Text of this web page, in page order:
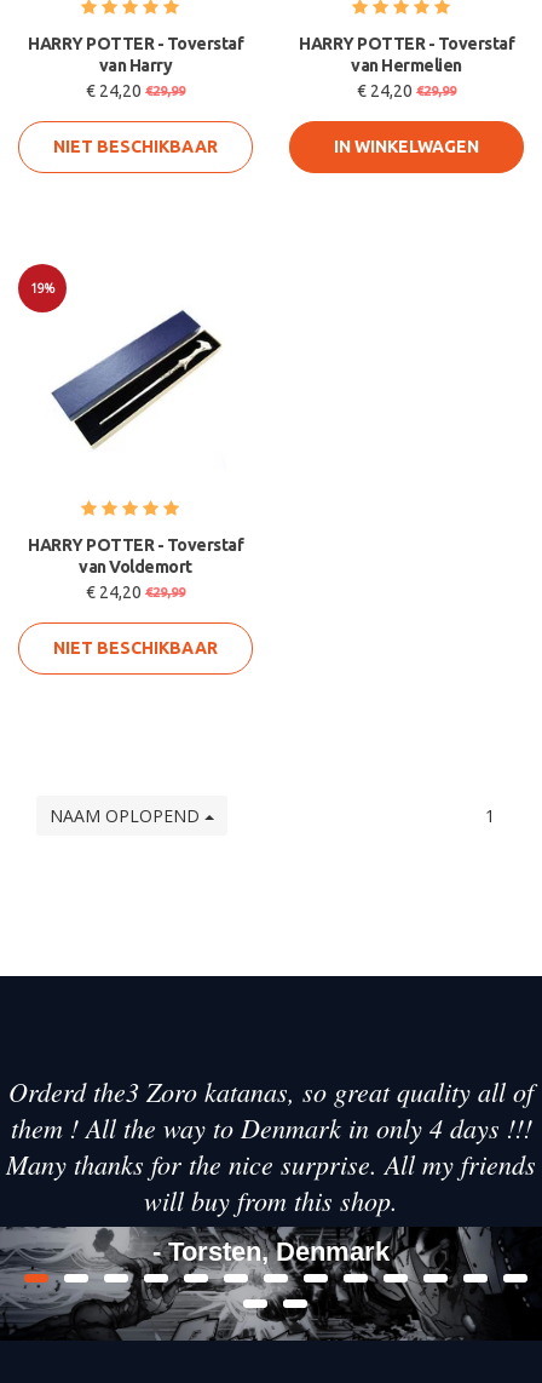
HARRY POTTER - Toverstaf
van Harry
€ 24,20 €29,99
NIET BESCHIKBAAR
HARRY POTTER - Toverstaf
van Hermelien
€ 24,20 €29,99
IN WINKELWAGEN
19%
HARRY POTTER - Toverstaf
van Voldemort
€ 24,20 €29,99
NIET BESCHIKBAAR
NAAM OPLOPEND 1
Orderd the3 Zoro katanas, so great quality all of
them ! All the way to Denmark in only 4 days !!!
Many thanks for the nice surprise. All my friends
will buy from this shop.
- Torsten, Denmark